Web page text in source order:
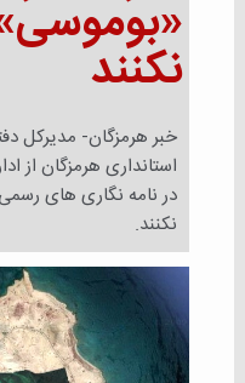
نکنند
خبر هرمزگان- مدیرکل
استانداری هرمزگان از
در نامه نگاری های
نکنند.